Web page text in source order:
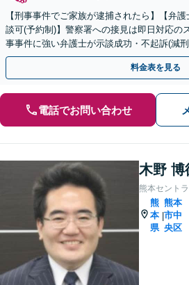
【刑事事件でご家族が逮捕されたら】【弁
談可(予約制)】警察署への接見は即日対応の
事事件に強い弁護士が示談成功・不起訴(減
トします。【加害者側の相談専門】
料金表を見る
電話でお問い合わせ
木野 博
熊本セント
熊
本
県
|
熊本
市中
央区